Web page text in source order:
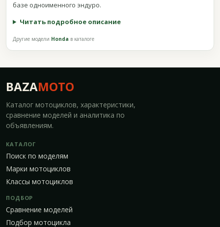
базе одноименного эндуро.
Читать подробное описание
Другие модели Honda в каталоге
BAZAMOTO
Каталог мотоциклов, характеристики,
сравнение моделей и аналитика по
объявлениям.
КАТАЛОГ
Поиск по моделям
Марки мотоциклов
Классы мотоциклов
ПОДБОР
Сравнение моделей
Подбор мотоцикла